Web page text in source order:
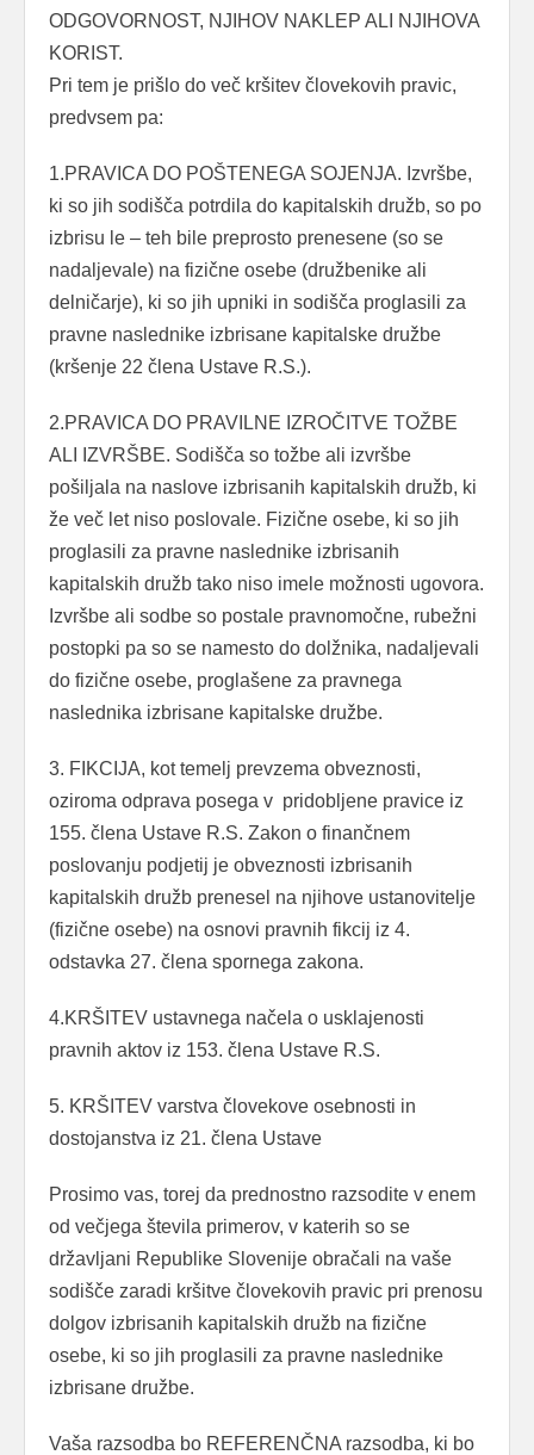
ODGOVORNOST, NJIHOV NAKLEP ALI NJIHOVA
KORIST.
Pri tem je prišlo do več kršitev človekovih pravic,
predvsem pa:
1.PRAVICA DO POŠTENEGA SOJENJA. Izvršbe,
ki so jih sodišča potrdila do kapitalskih družb, so po
izbrisu le – teh bile preprosto prenesene (so se
nadaljevale) na fizične osebe (družbenike ali
delničarje), ki so jih upniki in sodišča proglasili za
pravne naslednike izbrisane kapitalske družbe
(kršenje 22 člena Ustave R.S.).
2.PRAVICA DO PRAVILNE IZROČITVE TOŽBE
ALI IZVRŠBE. Sodišča so tožbe ali izvršbe
pošiljala na naslove izbrisanih kapitalskih družb, ki
že več let niso poslovale. Fizične osebe, ki so jih
proglasili za pravne naslednike izbrisanih
kapitalskih družb tako niso imele možnosti ugovora.
Izvršbe ali sodbe so postale pravnomočne, rubežni
postopki pa so se namesto do dolžnika, nadaljevali
do fizične osebe, proglašene za pravnega
naslednika izbrisane kapitalske družbe.
3. FIKCIJA, kot temelj prevzema obveznosti,
oziroma odprava posega v pridobljene pravice iz
155. člena Ustave R.S. Zakon o finančnem
poslovanju podjetij je obveznosti izbrisanih
kapitalskih družb prenesel na njihove ustanovitelje
(fizične osebe) na osnovi pravnih fikcij iz 4.
odstavka 27. člena spornega zakona.
4.KRŠITEV ustavnega načela o usklajenosti
pravnih aktov iz 153. člena Ustave R.S.
5. KRŠITEV varstva človekove osebnosti in
dostojanstva iz 21. člena Ustave
Prosimo vas, torej da prednostno razsodite v enem
od večjega števila primerov, v katerih so se
državljani Republike Slovenije obračali na vaše
sodišče zaradi kršitve človekovih pravic pri prenosu
dolgov izbrisanih kapitalskih družb na fizične
osebe, ki so jih proglasili za pravne naslednike
izbrisane družbe.
Vaša razsodba bo REFERENČNA razsodba, ki bo